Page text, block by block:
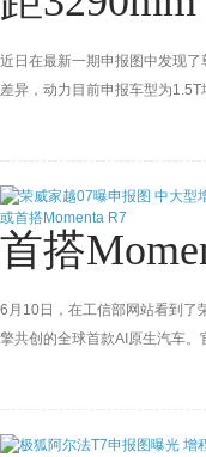
近日在最新一期申报图中发现
差异，动力目前申报车型为1.5T
首搭
6月10日，在工信部网站看到了
擎共创的全球首款AI原生汽车